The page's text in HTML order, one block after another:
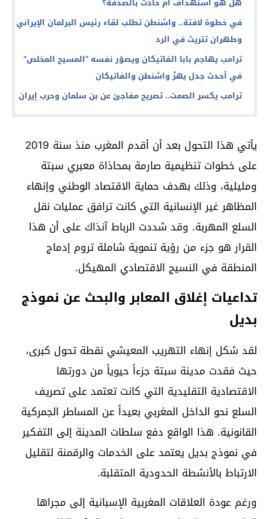
في خطوة لافتة.. واشنطن تطلب لقاء رئيس البرلمان الإيراني
وطهران تتريث في الرد
ترامب يهاجم بابا الفاتيكان ويصوّر نفسه “المسيح المخلص”
في أحدث جدل يهزّ واشنطن والفاتيكان
ترامب يكسر الصمت.. تصريح مفاجئ عن بن سلمان وحرب إيران
يأتي هذا التحول بعد أن أقدم المغرب منذ سنة 2019
على خطوات تنظيمية صارمة بمحاذاة معبري سبتة
ومليلية، وذلك بهدف حماية الاقتصاد الوطني وإنهاء
المظاهر غير الإنسانية التي كانت ترافق عمليات نقل
السلع المهربة. وقد شددت الرباط آنذاك على أن هذا
القرار هو جزء من رؤية تنموية شاملة تروم إدماج
المنطقة في النسيج الاقتصادي المهيكل.
تداعيات إغلاق المعابر والبحث عن نموذج
بديل
لقد شكل إنهاء التهريب المعيشي نقطة تحول كبرى،
حيث فقدت مدينة سبتة جزءاً حيوياً من دورتها
الاقتصادية التقليدية التي كانت تعتمد على تصريف
السلع نحو الداخل المغربي بعيداً عن المساطر الجمركية
القانونية. هذا الواقع دفع سلطات المدينة إلى التفكير
في نموذج بديل يعتمد على الخدمات والرقمنة لتقليل
الارتباط بالأنشطة الحدودية المتقلبة.
ورغم عودة العلاقات المغربية الإسبانية إلى مجراها